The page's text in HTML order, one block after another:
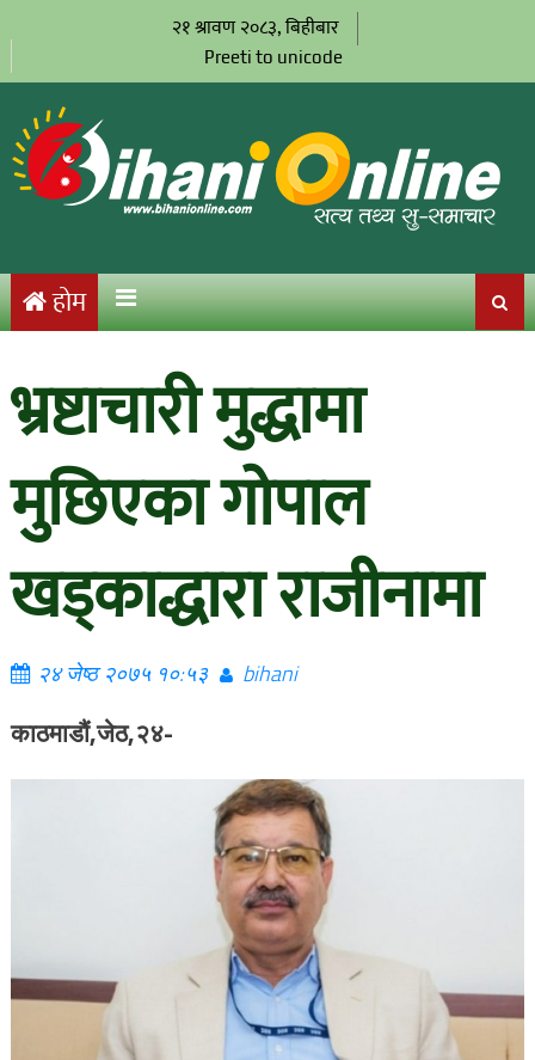
२१ श्रावण २०८३, बिहीबार
Preeti to unicode
होम
भ्रष्टाचारी मुद्धामा
मुछिएका गोपाल
खड्काद्धारा राजीनामा
२४ जेष्ठ २०७५ १०:५३ bihani
काठमाडौं,जेठ,२४-